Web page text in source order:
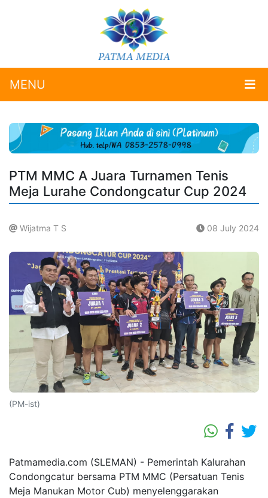
MENU
PTM MMC A Juara Turnamen Tenis
Meja Lurahe Condongcatur Cup 2024
Wijatma T S 08 July 2024
(PM-ist)
Patmamedia.com (SLEMAN) - Pemerintah Kalurahan
Condongcatur bersama PTM MMC (Persatuan Tenis
Meja Manukan Motor Cub) menyelenggarakan